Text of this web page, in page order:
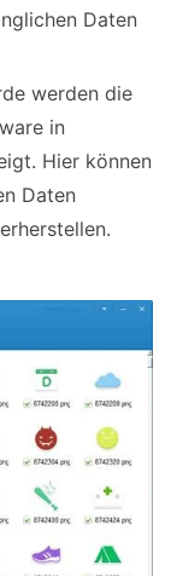
Daten
werden die
in
Hier können
Daten